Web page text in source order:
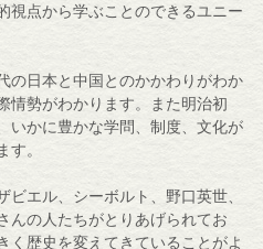
視点から学ぶことのできるユニー
日本と中国とのかかわりがわか
情勢がわかります。また明治初
いかに豊かな学問、制度、文化が
す。
エル、シーボルト、野口英世、
んの人たちがとりあげられてお
く歴史を変えてきていることがよ